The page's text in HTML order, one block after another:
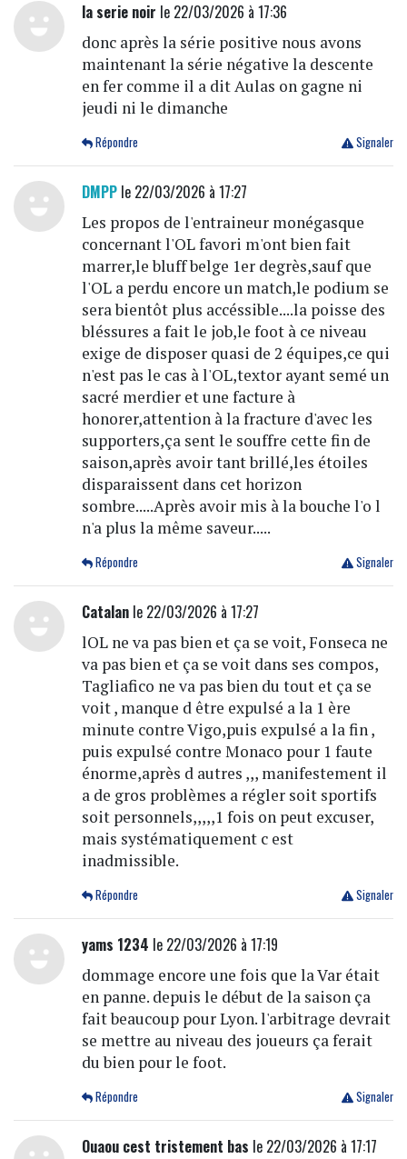
la serie noir le 22/03/2026 à 17:36
donc après la série positive nous avons
maintenant la série négative la descente
en fer comme il a dit Aulas on gagne ni
jeudi ni le dimanche
Signaler
Répondre
DMPPle 22/03/2026 à 17:27
Les propos de l'entraineur monégasque
concernant l'OL favori m'ont bien fait
marrer,le bluff belge 1er degrès,sauf que
l'OL a perdu encore un match,le podium se
sera bientôt plus accéssible....la poisse des
bléssures a fait le job,le foot à ce niveau
exige de disposer quasi de 2 équipes,ce qui
n'est pas le cas à l'OL,textor ayant semé un
sacré merdier et une facture à
honorer,attention à la fracture d'avec les
supporters,ça sent le souffre cette fin de
saison,après avoir tant brillé,les étoiles
disparaissent dans cet horizon
sombre.....Après avoir mis à la bouche l'o l
n'a plus la même saveur.....
Signaler
Répondre
Catalanle 22/03/2026 à 17:27
lOL ne va pas bien et ça se voit, Fonseca ne
va pas bien et ça se voit dans ses compos,
Tagliafico ne va pas bien du tout et ça se
voit , manque d être expulsé a la 1 ère
minute contre Vigo,puis expulsé a la fin ,
puis expulsé contre Monaco pour 1 faute
énorme,après d autres ,,, manifestement il
a de gros problèmes a régler soit sportifs
soit personnels,,,,,1 fois on peut excuser,
mais systématiquement c est
inadmissible.
Signaler
Répondre
yams 1234 le 22/03/2026 à 17:19
dommage encore une fois que la Var était
en panne. depuis le début de la saison ça
fait beaucoup pour Lyon. l'arbitrage devrait
se mettre au niveau des joueurs ça ferait
du bien pour le foot.
Signaler
Répondre
Ouaou cest tristement bas le 22/03/2026 à 17:17